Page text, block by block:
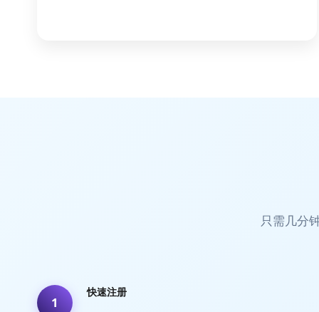
只需几分
1
快速注册